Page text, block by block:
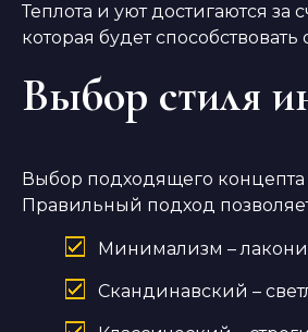
Теплота и уют достигаются
которая будет
Выбор стиля
Выбор подходящего
Правильный подход
Минимализм –
Скандинавский –